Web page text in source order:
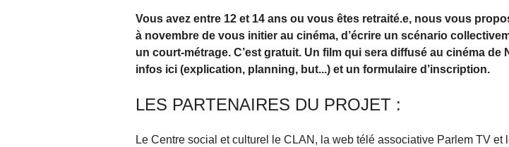
Vous avez entre 12 et 14 ans ou vous êtes retraité.e, nous vous
à novembre de vous initier au cinéma, d’écrire un scénario
un court-métrage. C’est gratuit. Un film qui sera diffusé au cinéma de
infos ici (explication, planning, but...) et un formulaire d’inscription.
LES PARTENAIRES DU PROJET :
Le Centre social et culturel le CLAN, la web télé associative Parlem TV et